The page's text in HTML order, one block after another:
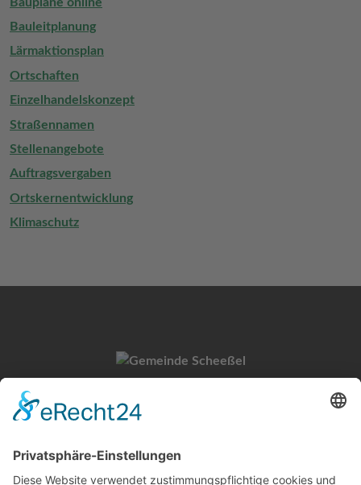
Bauleitplanung
Lärmaktionsplan
Ortschaften
Einzelhandelskonzept
Straßennamen
Stellenangebote
Auftragsvergaben
Ortskernentwicklung
Klimaschutz
Gemeinde Scheeßel
27383 Scheeßel